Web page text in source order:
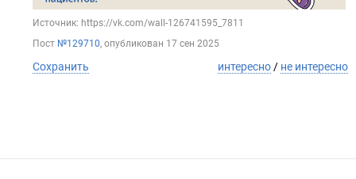
Источник: https://vk.com/wall-126741595_7811
Пост №129710, опубликован 17 сен 2025
Сохранить интересно / не интересно